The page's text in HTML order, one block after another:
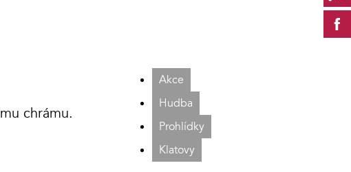
Akce
Hudba
Prohlídky
Klatovy
chrámu.